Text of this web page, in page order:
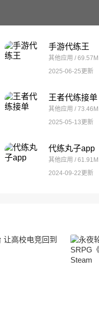
手游代练王
其他应用 / 69.57M
2025-06-25更新
王者代练接单
其他应用 / 73.46M
2025-05-13更新
代练丸子app
其他应用 / 61.91M
2024-09-22更新